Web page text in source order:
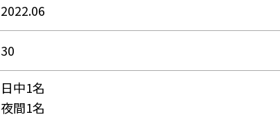
2022.06
30
日中1名
夜間1名